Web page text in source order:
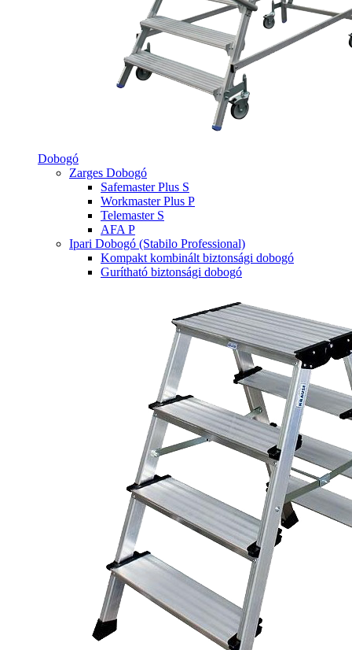
Dobogó
Zarges Dobogó
Safemaster Plus S
Workmaster Plus P
Telemaster S
AFA P
Ipari Dobogó (Stabilo Professional)
Kompakt kombinált biztonsági dobogó
Gurítható biztonsági dobogó